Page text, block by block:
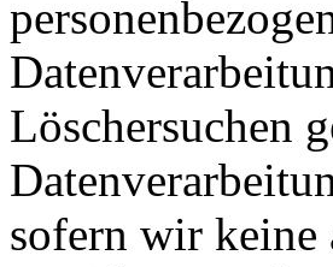
Löschersuchen
sofern wir keine